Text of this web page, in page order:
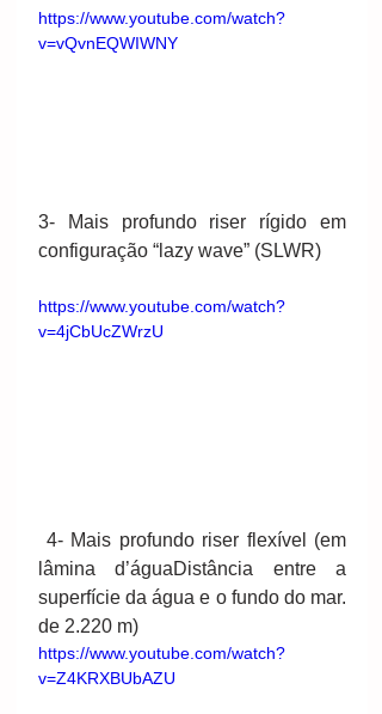
https://www.youtube.com/watch?
v=vQvnEQWIWNY
3- Mais profundo riser rígido em
configuração “lazy wave” (SLWR)
https://www.youtube.com/watch?
v=4jCbUcZWrzU
lâmina d’águaDistância entre a
superfície da água e o fundo do mar.
de 2.220 m)
https://www.youtube.com/watch?
v=Z4KRXBUbAZU